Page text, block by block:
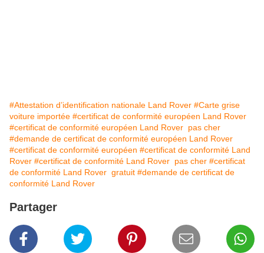
#Attestation d’identification nationale Land Rover #Carte grise
voiture importée #certificat de conformité européen Land Rover
#certificat de conformité européen Land Rover pas cher
#demande de certificat de conformité européen Land Rover
#certificat de conformité européen #certificat de conformité Land
Rover #certificat de conformité Land Rover pas cher #certificat
de conformité Land Rover gratuit #demande de certificat de
conformité Land Rover
Partager